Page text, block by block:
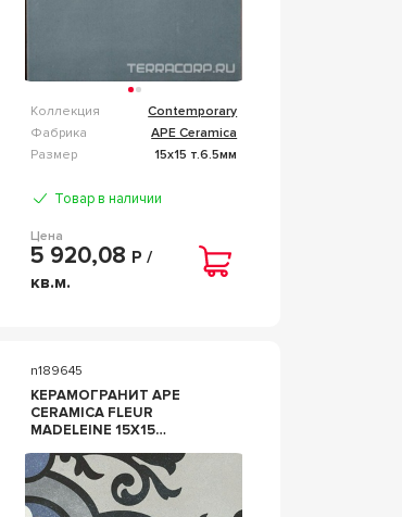
Коллекция
Contemporary
Фабрика
APE Ceramica
Размер
15x15 т.6.5мм
Товар в наличии
Цена
5 920,08 Р /
кв.м.
n189645
КЕРАМОГРАНИТ APE
CERAMICA FLEUR
MADELEINE 15X15